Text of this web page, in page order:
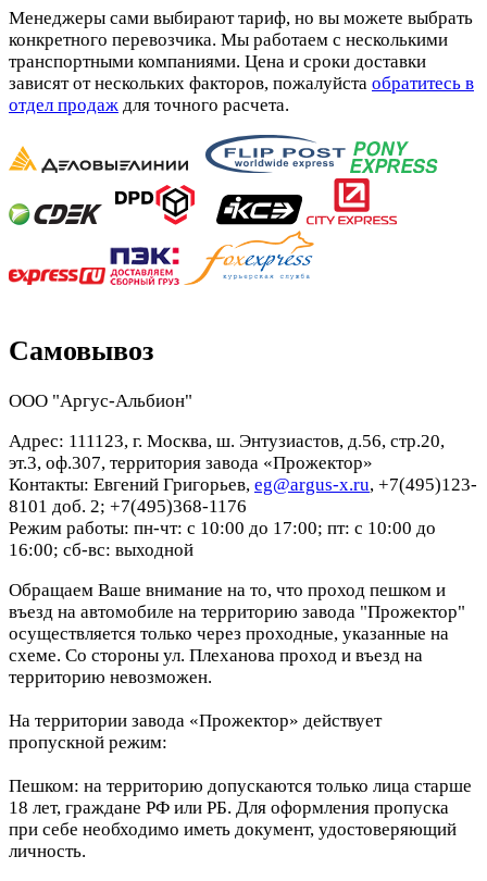
Менеджеры сами выбирают тариф, но вы можете выбрать
конкретного перевозчика. Мы работаем с несколькими
транспортными компаниями. Цена и сроки доставки
зависят от нескольких факторов, пожалуйста обратитесь в
отдел продаж для точного расчета.
Самовывоз
ООО "Аргус-Альбион"
Адрес: 111123, г. Москва, ш. Энтузиастов, д.56, стр.20,
эт.3, оф.307, территория завода «Прожектор»
Контакты: Евгений Григорьев, eg@argus-x.ru, +7(495)123-
8101 доб. 2; +7(495)368-1176
Режим работы: пн-чт: с 10:00 до 17:00; пт: с 10:00 до
16:00; сб-вс: выходной
Обращаем Ваше внимание на то, что проход пешком и
въезд на автомобиле на территорию завода "Прожектор"
осуществляется только через проходные, указанные на
схеме. Со стороны ул. Плеханова проход и въезд на
территорию невозможен.
На территории завода «Прожектор» действует
пропускной режим:
Пешком: на территорию допускаются только лица старше
18 лет, граждане РФ или РБ. Для оформления пропуска
при себе необходимо иметь документ, удостоверяющий
личность.